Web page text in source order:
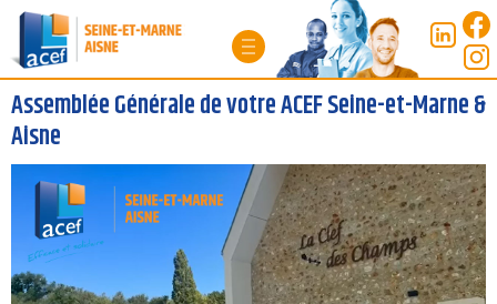
Assemblée Générale de votre ACEF Seine-et-Marne &
Aisne
Panneau de gestion des cookies